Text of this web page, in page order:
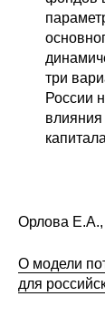
Контакты
три
России
влияния
Орлова
О модели
для